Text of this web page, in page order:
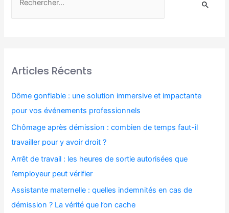
Articles Récents
Dôme gonflable : une solution immersive et impactante
pour vos événements professionnels
Chômage après démission : combien de temps faut-il
travailler pour y avoir droit ?
Arrêt de travail : les heures de sortie autorisées que
l’employeur peut vérifier
Assistante maternelle : quelles indemnités en cas de
démission ? La vérité que l’on cache